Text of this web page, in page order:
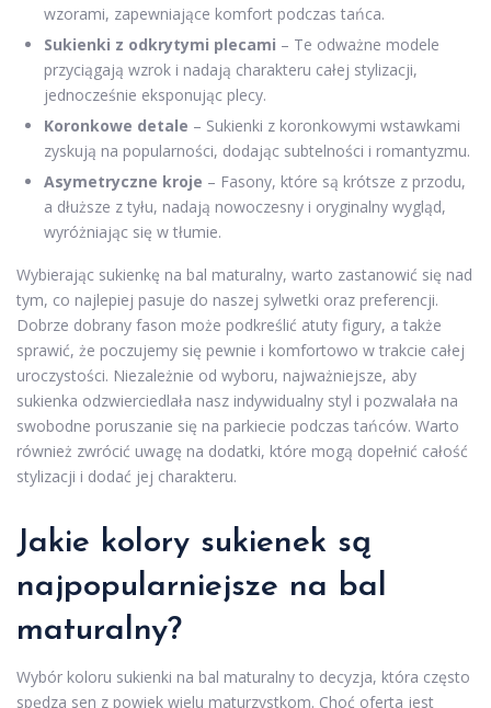
wzorami, zapewniające komfort podczas tańca.
Sukienki z odkrytymi plecami – Te odważne modele
przyciągają wzrok i nadają charakteru całej stylizacji,
jednocześnie eksponując plecy.
Koronkowe detale – Sukienki z koronkowymi wstawkami
zyskują na popularności, dodając subtelności i romantyzmu.
Asymetryczne kroje – Fasony, które są krótsze z przodu,
a dłuższe z tyłu, nadają nowoczesny i oryginalny wygląd,
wyróżniając się w tłumie.
Wybierając sukienkę na bal maturalny, warto zastanowić się nad
tym, co najlepiej pasuje do naszej sylwetki oraz preferencji.
Dobrze dobrany fason może podkreślić atuty figury, a także
sprawić, że poczujemy się pewnie i komfortowo w trakcie całej
uroczystości. Niezależnie od wyboru, najważniejsze, aby
sukienka odzwierciedlała nasz indywidualny styl i pozwalała na
swobodne poruszanie się na parkiecie podczas tańców. Warto
również zwrócić uwagę na dodatki, które mogą dopełnić całość
stylizacji i dodać jej charakteru.
Jakie kolory sukienek są
najpopularniejsze na bal
maturalny?
Wybór koloru sukienki na bal maturalny to decyzja, która często
spędza sen z powiek wielu maturzystkom. Choć oferta jest